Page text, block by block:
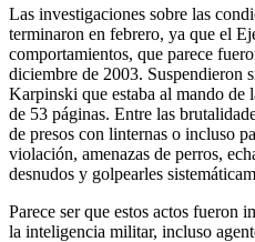
Las investigaciones sobre las
terminaron en febrero, ya que el
comportamientos, que parece
diciembre de 2003. Suspendieron
Karpinski que estaba al mando
de 53 páginas. Entre las
de presos con linternas o incluso
violación, amenazas de perros,
desnudos y golpearles
Parece ser que estos actos fueron
la inteligencia militar, incluso